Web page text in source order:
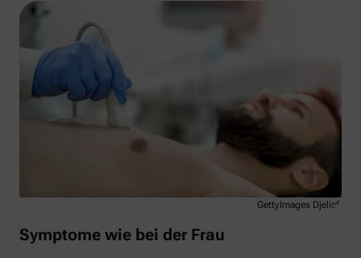
GettyImages DjelicS
Symptome wie bei der Frau